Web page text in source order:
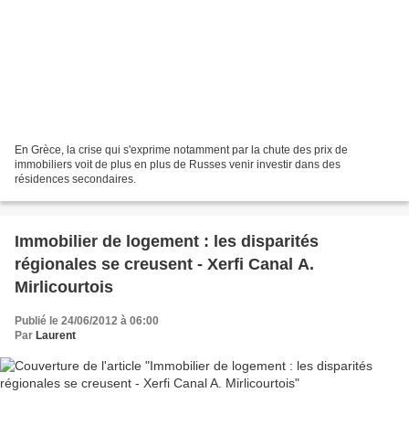
En Grèce, la crise qui s'exprime notamment par la chute des prix de
immobiliers voit de plus en plus de Russes venir investir dans des
résidences secondaires.
Immobilier de logement : les disparités
régionales se creusent - Xerfi Canal A.
Mirlicourtois
Publié le 24/06/2012 à 06:00
Par Laurent